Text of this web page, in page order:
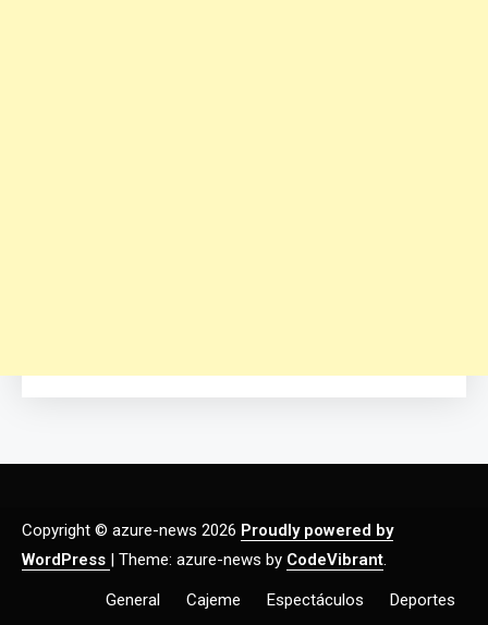
Copyright © azure-news 2026 Proudly powered by
WordPress | Theme: azure-news by CodeVibrant
General Cajeme Espectáculos Deportes